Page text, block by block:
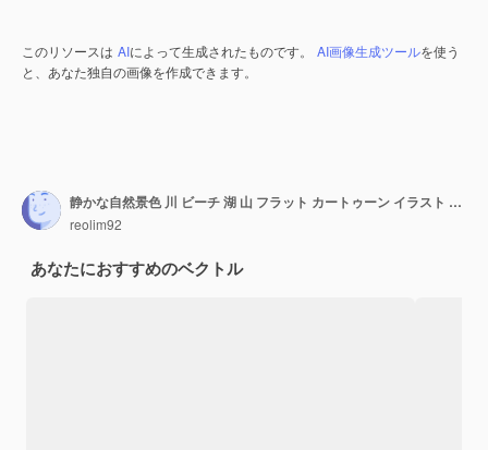
このリソースは AIによって生成されたものです。 AI画像生成ツールを使う
と、あなた独自の画像を作成できます。
静かな自然景色 川 ビーチ 湖 山 フラット カートゥーン イラスト コンセプト アート デザイン
reolim92
あなたにおすすめのベクトル